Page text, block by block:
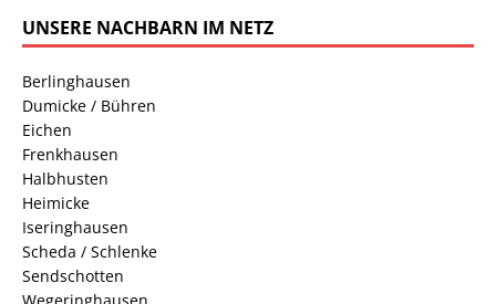
UNSERE NACHBARN IM NETZ
Berlinghausen
Dumicke / Bühren
Eichen
Frenkhausen
Halbhusten
Heimicke
Iseringhausen
Scheda / Schlenke
Sendschotten
Wegeringhausen